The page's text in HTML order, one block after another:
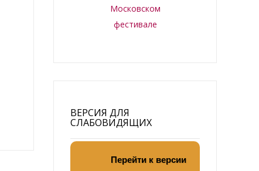
Московском
фестивале
ВЕРСИЯ ДЛЯ
СЛАБОВИДЯЩИХ
Перейти к версии